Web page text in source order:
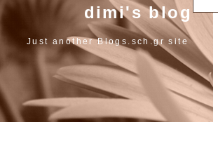
dimi's blog
Just another Blogs.sch.gr site